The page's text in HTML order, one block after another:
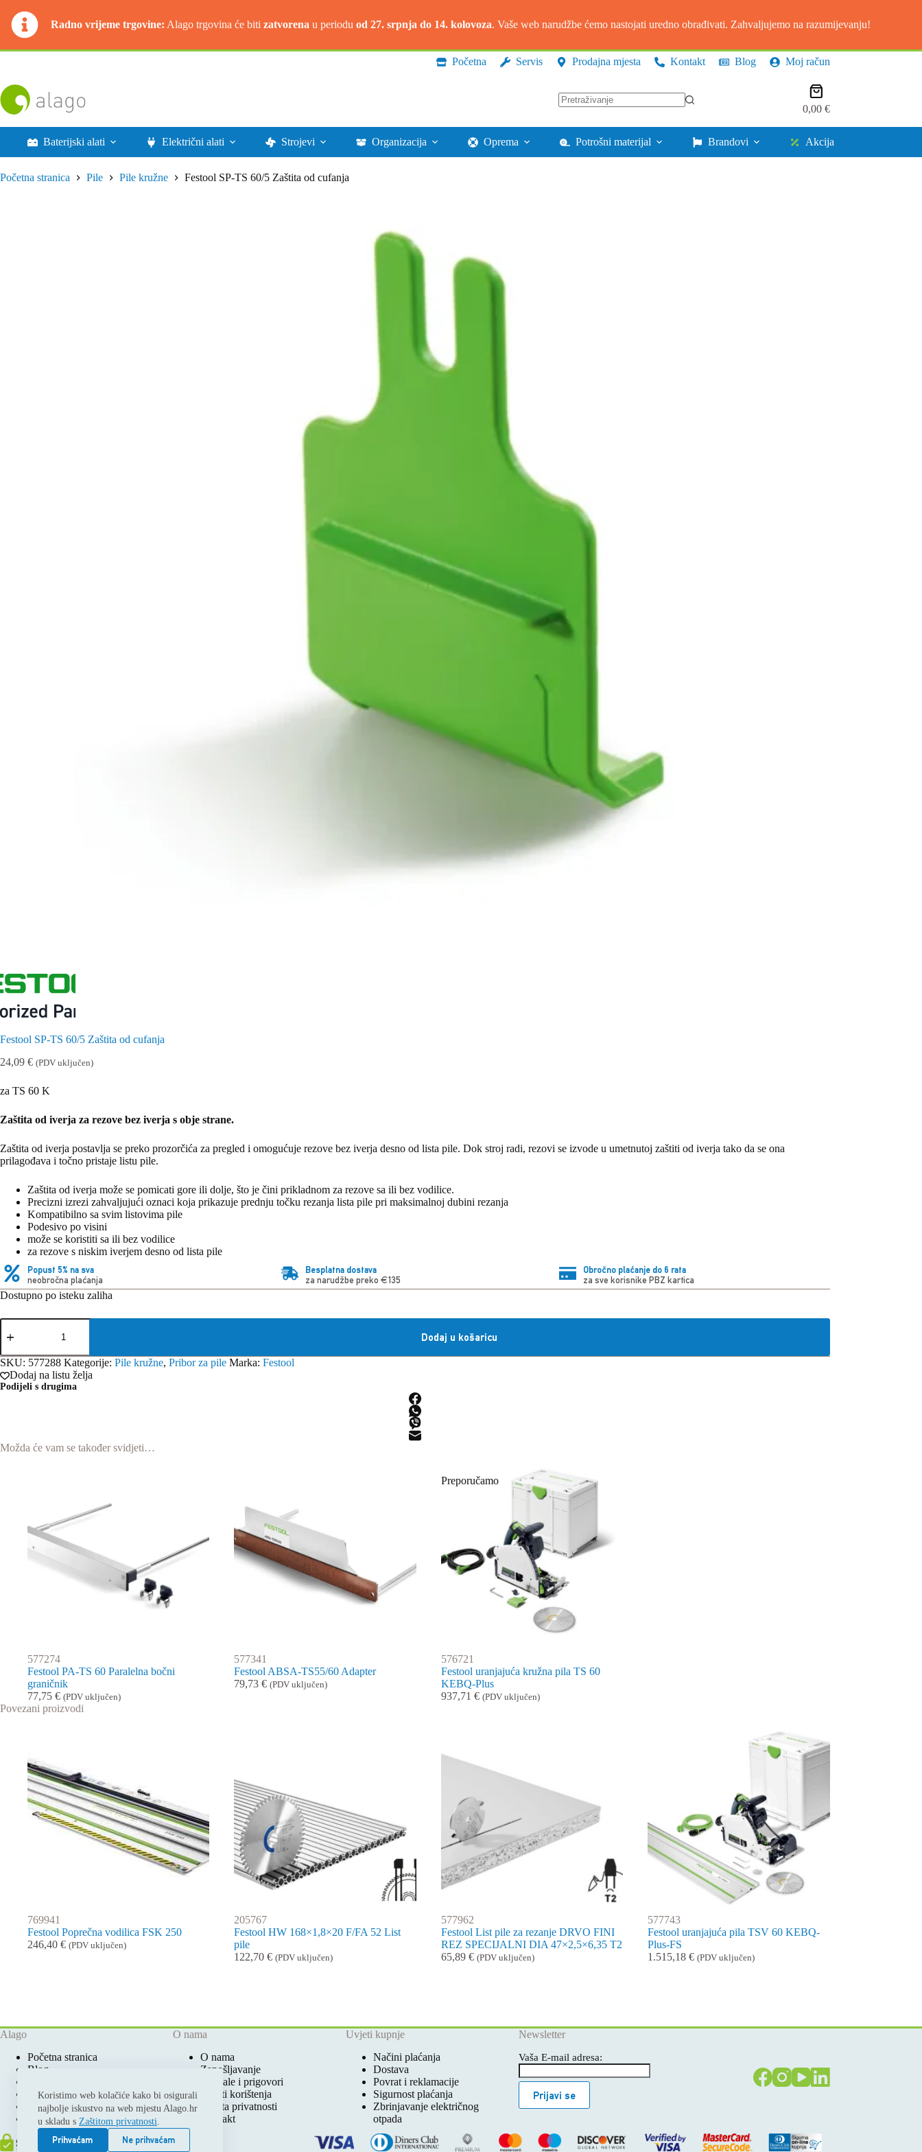
Radno vrijeme trgovine: Alago trgovina će biti zatvorena u periodu od 27. srpnja do 14. kolovoza. Vaše web narudžbe ćemo nastojati uredno obrađivati. Zahvaljujemo na razumijevanju!
Preskoči
Koristimo web kolačiće kako bi osigurali
najbolje iskustvo na web mjestu Alago.hr
u skladu s Zaštitom privatnosti.
Prihvaćam
Ne prihvaćam
Početna Servis Prodajna mjesta Kontakt Blog Moj račun
rezultata.
Košarica
0,00 €
Baterijski alati Električni alati Strojevi Organizacija Oprema Potrošni materijal Brandovi Akcija
Početna stranica Pile Pile kružne Festool SP-TS 60/5 Zaštita od cufanja
Festool SP-TS 60/5 Zaštita od cufanja
24,09 € (PDV uključen)
za TS 60 K
Zaštita od iverja za rezove bez iverja s obje strane.
Zaštita od iverja postavlja se preko prozorčića za pregled i omogućuje rezove bez iverja desno od lista pile. Dok stroj radi, rezovi se izvode u umetnutoj zaštiti od iverja tako da se ona
prilagođava i točno pristaje listu pile.
Zaštita od iverja može se pomicati gore ili dolje, što je čini prikladnom za rezove sa ili bez vodilice.
Precizni izrezi zahvaljujući oznaci koja prikazuje prednju točku rezanja lista pile pri maksimalnoj dubini rezanja
Kompatibilno sa svim listovima pile
Podesivo po visini
može se koristiti sa ili bez vodilice
za rezove s niskim iverjem desno od lista pile
Popust 5% na sva
neobročna plaćanja
Besplatna dostava
za narudžbe preko €135
Obročno plaćanje do 6 rata
za sve korisnike PBZ kartica
Dostupno po isteku zaliha
Festool
SP-
60/5
Zaštita
od
cufanja
Dodaj u košaricu
SKU: 577288 Kategorije: Pile kružne, Pribor za pile Marka: Festool
Dodaj na listu želja
Podijeli s drugima
Možda će vam se također svidjeti…
577274
Festool PA-TS 60 Paralelna bočni
graničnik
77,75 € (PDV uključen)
577341
Festool ABSA-TS55/60 Adapter
79,73€ (PDV uključen)
Preporučamo
576721
Festool uranjajuća kružna pila TS 60
KEBQ-Plus
937,71 € (PDV uključen)
Povezani proizvodi
769941
Festool Poprečna vodilica FSK 250
246,40 € (PDV uključen)
205767
Festool HW 168×1,8×20 F/FA 52 List
pile
122,70€ (PDV uključen)
577962
Festool List pile za rezanje DRVO FINI
REZ SPECIJALNI DIA 47×2,5×6,35 T2
65,89 € (PDV uključen)
577743
Festool uranjajuća pila TSV 60 KEBQ-
Plus-FS
1.515,18€ (PDV uključen)
Alago
Početna stranica
Blog
Prodajna mjesta
Katalozi i cjenici
Moj račun
O nama
O nama
Zapošljavanje
Pohvale i prigovori
Uvjeti korištenja
Zaštita privatnosti
Kontakt
Uvjeti kupnje
Načini plaćanja
Dostava
Povrat i reklamacije
Sigurnost plaćanja
Zbrinjavanje električnog
otpada
Newsletter
Vaša E-mail adresa:
Prijavi se